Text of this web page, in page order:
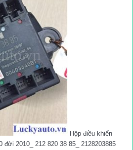
Hộp điều khiển
đời 2010_ 212 820 38 85_ 2128203885